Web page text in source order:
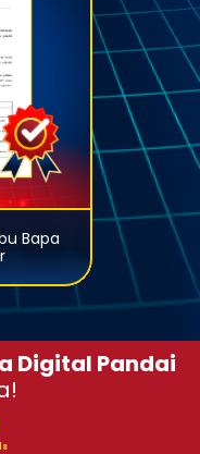
Bapa
Digital Pandai